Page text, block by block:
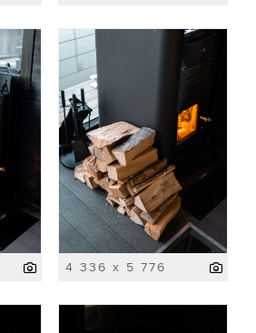
4 336 x 5 776